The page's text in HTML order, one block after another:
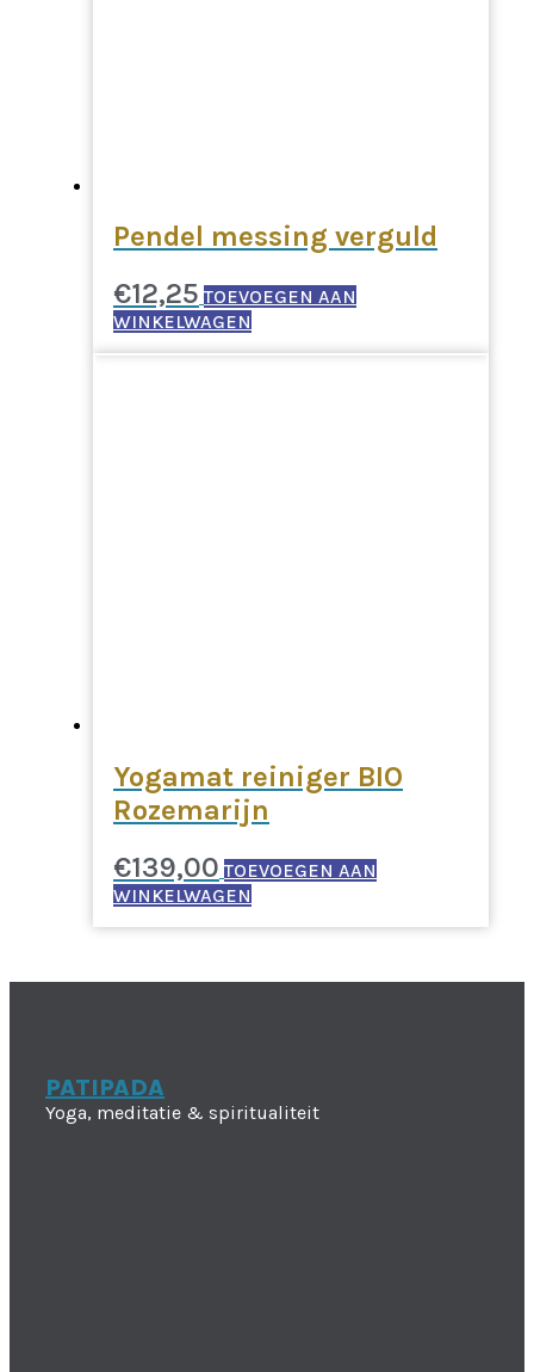
Pendel messing verguld
€12,25 TOEVOEGEN AAN
WINKELWAGEN
Yogamat reiniger BIO
Rozemarijn
€139,00 TOEVOEGEN AAN
WINKELWAGEN
PATIPADA
Yoga, meditatie & spiritualiteit